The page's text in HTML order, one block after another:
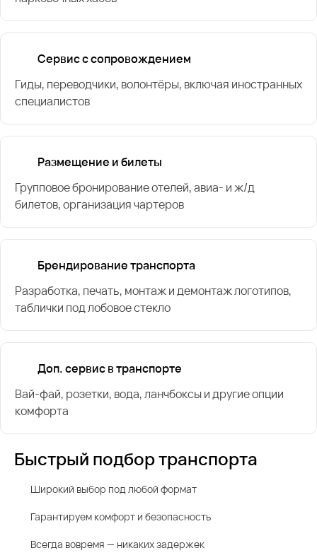
Сервис с сопровождением
Гиды, переводчики, волонтёры, включая иностранных
специалистов
Размещение и билеты
Групповое бронирование отелей, авиа- и ж/д
билетов, организация чартеров
Брендирование транспорта
Разработка, печать, монтаж и демонтаж логотипов,
таблички под лобовое стекло
Доп. сервис в транспорте
Вай-фай, розетки, вода, ланчбоксы и другие опции
комфорта
Быстрый подбор транспорта
Широкий выбор под любой формат
Гарантируем комфорт и безопасность
Всегда вовремя — никаких задержек